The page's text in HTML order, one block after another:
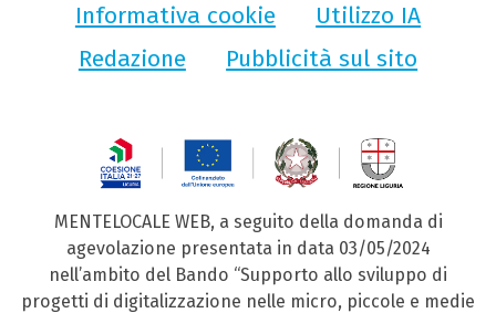
Informativa cookie
Utilizzo IA
Redazione
Pubblicità sul sito
MENTELOCALE WEB, a seguito della domanda di
agevolazione presentata in data 03/05/2024
nell’ambito del Bando “Supporto allo sviluppo di
progetti di digitalizzazione nelle micro, piccole e medie